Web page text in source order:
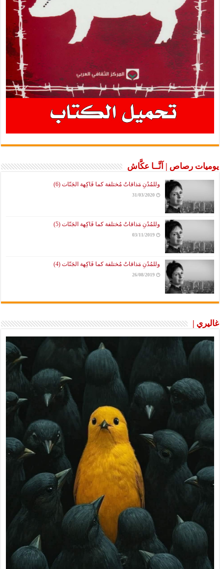
يوميات رصاص | آنَّــا عكَّاش
وللمُدُنِ مَذاقاتٌ مُختلفة كما فَاكِهة الجَنّات (6)
31/03/2020
وللمُدُنِ مَذاقاتٌ مُختلفة كما فَاكِهة الجَنّات (5)
03/11/2019
وللمُدُنِ مَذاقاتٌ مُختلفة كما فَاكِهة الجَنّات (4)
26/08/2019
غاليري |